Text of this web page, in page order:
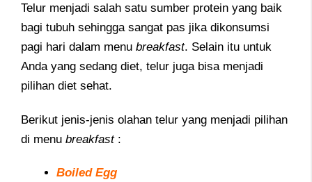
Telur menjadi salah satu sumber protein yang baik
bagi tubuh sehingga sangat pas jika dikonsumsi
pagi hari dalam menu breakfast. Selain itu untuk
Anda yang sedang diet, telur juga bisa menjadi
pilihan diet sehat.
Berikut jenis-jenis olahan telur yang menjadi pilihan
di menu breakfast :
Boiled Egg